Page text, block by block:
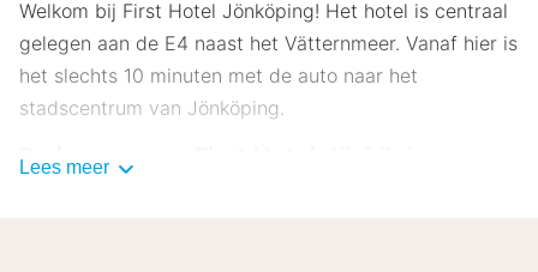
Welkom bij First Hotel Jönköping! Het hotel is centraal
gelegen aan de E4 naast het Vätternmeer. Vanaf hier is
het slechts 10 minuten met de auto naar het
stadscentrum van Jönköping.
De kamers van First Hotel Jönköping
Lees meer